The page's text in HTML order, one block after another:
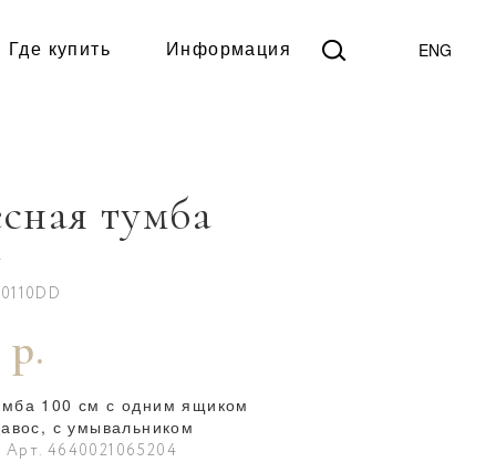
Где купить Информация ENG
тумба
р.
100 см с одним ящиком
с умывальником
Арт. 4640021065204